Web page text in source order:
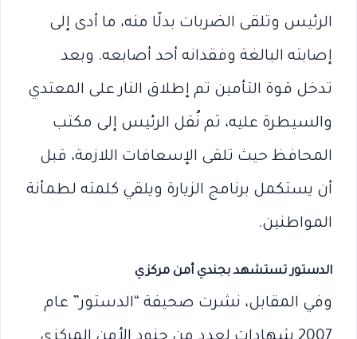
الرئيس وتلقى الضربات بدلًا منه، ما أدى إلى
إصابته البالغة وفقدانه أحد أصابعه. وبعد
تدخل قوة التأمين تم إطلاق النار على المعتدي
والسيطرة عليه، ثم نُقل الرئيس إلى مكتب
المحافظ حيث تلقى الإسعافات اللازمة، قبل
أن يستكمل برنامج الزيارة ويلقي كلمته لطمأنة
المواطنين.
الدستور تستشهد بجندي أمن مركزي
وفي المقابل، نشرت صحيفة “الدستور” عام